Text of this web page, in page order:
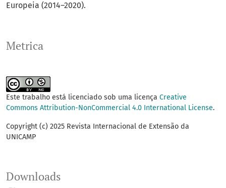
Metrica
Europeia (2014–2020).
Este trabalho está licenciado sob uma licença Creative
Commons Attribution-NonCommercial 4.0 International License.
Copyright (c) 2025 Revista Internacional de Extensão da
UNICAMP
Downloads